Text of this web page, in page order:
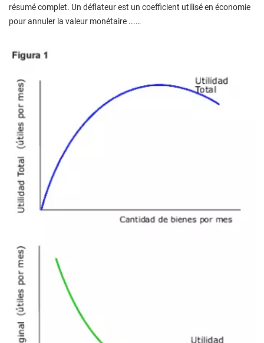
résumé complet. Un déflateur est un coefficient utilisé en économie
pour annuler la valeur monétaire ...…